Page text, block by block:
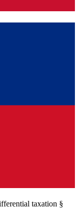
taxation §